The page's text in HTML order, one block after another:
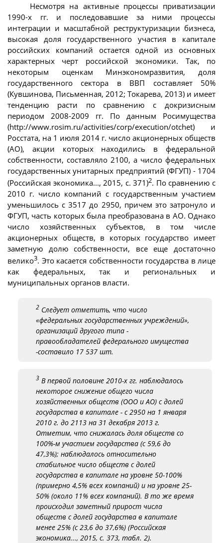
Несмотря на активные процессы приватизации
1990-х гг. и последовавшие за ними процессы
интеграции и масштабной реструктуризации бизнеса,
высокая доля государственного участия в капитале
российских компаний остается одной из основных
характерных черт российской экономики. Так, по
некоторым оценкам Минэкономразвития, доля
государственного сектора в ВВП составляет 50%
(Кувшинова, Письменная, 2012; Токарева, 2013) и имеет
тенденцию расти по сравнению с докризисным
периодом 2008-2009 гг. По данным Росимущества
(http://www.rosim.ru/activities/corp/execution/otchet) и
Росстата, на 1 июля 2014 г. число акционерных обществ
(АО), акции которых находились в федеральной
собственности, составляло 2100, а число федеральных
государственных унитарных предприятий (ФГУП) - 1704
(Российская экономика..., 2015, с. 371)2. По сравнению с
2010 г. число компаний с государственным участием
уменьшилось с 3517 до 2950, причем это затронуло и
ФГУП, часть которых была преобразована в АО. Однако
число хозяйственных субъектов, в том числе
акционерных обществ, в которых государство имеет
заметную долю собственности, все еще достаточно
велико3. Это касается собственности государства в лице
как федеральных, так и региональных и
муниципальных органов власти.
2 Следует отметить, что число
«федеральных государственных учреждений»,
организаций другого типа -
правообладателей федерального имущества
-составило 17 537 шт.
3 В первой половине 2010-х гг. наблюдалось
некоторое снижение общего числа
хозяйственных обществ (ООО и АО) с долей
государства в капитале - с 2950 на 1 января
2010 г. до 2113 на 31 декабря 2013 г.
Отметим, что снижалась доля обществ со
100%-м участием государства (с 59,6 до
47,3%); наблюдалось относительно
стабильное число обществ с долей
государства в капитале на уровне 50-100%
(примерно 4,5% всех компаний) и на уровне 25-
50% (около 11% всех компаний). В то же время
происходил заметный прирост числа
обществ с долей государства в капитале
менее 25% (с 23,6 до 37,6%) (Российская
экономика..., 2015, с. 373, табл. 2).